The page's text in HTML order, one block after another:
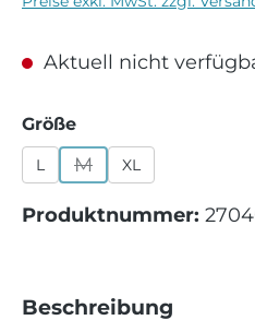
Aktuell nicht
Größeauswählen
L M
(Diese Option ist
XL
Produktnummer:
Beschreibung